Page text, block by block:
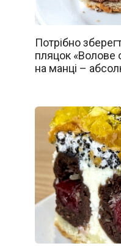
Потрібно
пляцок «Волове
на манці –